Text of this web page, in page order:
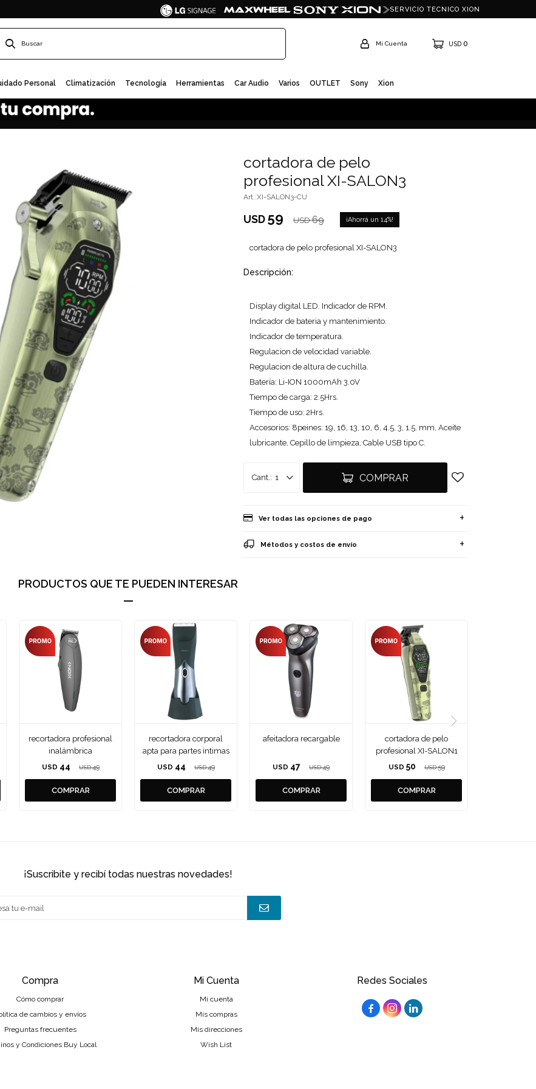
Personal Climatización Tecnología Herramientas Car Audio Varios OUTLET Sony Xion
USD 0
SERVICIO TECNICO XION
cortadora de pelo
profesional XI-SALON3
XI-SALON3-CU
USD59 USD 69 14
cortadora de pelo profesional XI-SALON3
Descripción:
Display digital LED. Indicador de RPM.
Indicador de bateria y mantenimiento.
Indicador de temperatura.
Regulacion de velocidad variable.
Regulacion de altura de cuchilla.
Batería: Li-ION 1000mAh 3.0V
Tiempo de carga: 2.5Hrs.
Tiempo de uso: 2Hrs.
Accesorios: 8peines: 19, 16, 13, 10, 6, 4.5, 3, 1.5. mm, Aceite
lubricante, Cepillo de limpieza, Cable USB tipo C.
1 COMPRAR
Ver todas las opciones de pago
Métodos y costos de envío
PRODUCTOS QUE TE PUEDEN INTERESAR
recortadora profesional
inalámbrica
USD 44 USD 49
recortadora corporal
apta para partes ìntimas
USD 44 USD 49
afeitadora recargable
USD 47 USD 49
cortadora de pelo
profesional XI-SALON1
USD 50 USD 59
Redes Sociales
  
Compra
Cómo comprar
de cambios y envíos
Preguntas frecuentes
y Condiciones Buy Local
Mi Cuenta
Mi cuenta
Mis compras
Mis direcciones
Wish List
¡suscribite y recibí todas nuestras novedades!